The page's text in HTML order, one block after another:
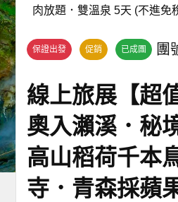
關於御
客服專線(02)
肉放題．雙溫泉 5天 (不進免
保證出發 促銷 已成團 團
線上旅展【超
奧入瀨溪．秘
高山稻荷千本
寺．青森採蘋